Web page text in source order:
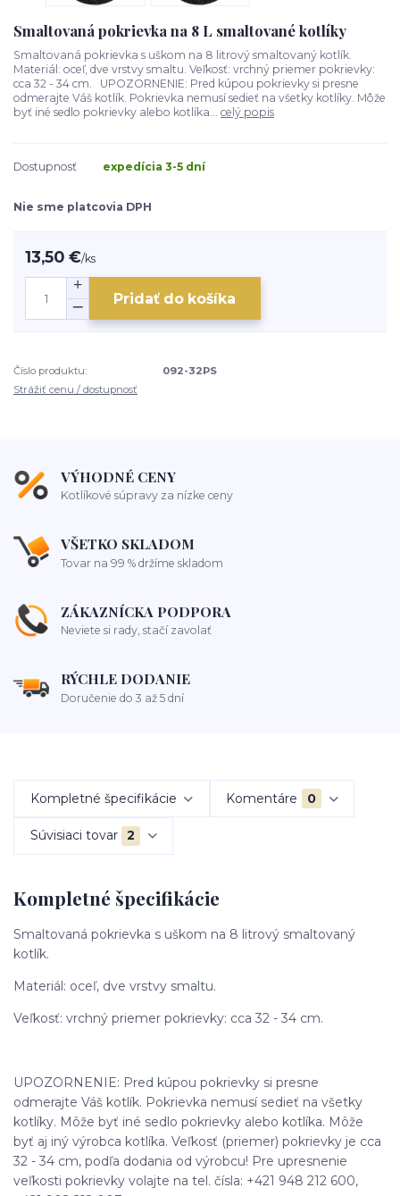
Smaltovaná pokrievka na 8 L smaltované kotlíky
Smaltovaná pokrievka s uškom na 8 litrový smaltovaný kotlík.
Materiál: oceľ, dve vrstvy smaltu. Veľkosť: vrchný priemer pokrievky:
cca 32 - 34 cm. UPOZORNENIE: Pred kúpou pokrievky si presne
odmerajte Váš kotlík. Pokrievka nemusí sedieť na všetky kotlíky. Môže
byť iné sedlo pokrievky alebo kotlíka... celý popis
Dostupnosť expedícia 3-5 dní
Nie sme platcovia DPH
13,50 €/ks
Pridať do košíka
Číslo produktu:
092-32PS
Strážiť cenu / dostupnosť
VÝHODNÉ CENY
Kotlíkové súpravy za nízke ceny
VŠETKO SKLADOM
Tovar na 99 % držíme skladom
ZÁKAZNÍCKA PODPORA
Neviete si rady, stačí zavolať
RÝCHLE DODANIE
Doručenie do 3 až 5 dní
Kompletné špecifikácie Komentáre 0
Súvisiaci tovar 2
Kompletné špecifikácie
Smaltovaná pokrievka s uškom na 8 litrový smaltovaný
kotlík.
Materiál: oceľ, dve vrstvy smaltu.
Veľkosť: vrchný priemer pokrievky: cca 32 - 34 cm.
UPOZORNENIE: Pred kúpou pokrievky si presne
odmerajte Váš kotlík. Pokrievka nemusí sedieť na všetky
kotlíky. Môže byť iné sedlo pokrievky alebo kotlíka. Môže
byť aj iný výrobca kotlíka. Veľkosť (priemer) pokrievky je cca
32 - 34 cm, podľa dodania od výrobcu! Pre upresnenie
veľkosti pokrievky volajte na tel. čísla: +421 948 212 600,